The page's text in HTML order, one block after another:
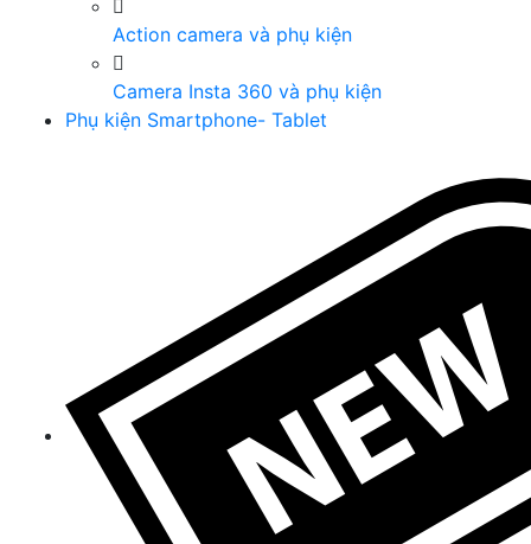
Action camera và phụ kiện
Camera Insta 360 và phụ kiện
Phụ kiện Smartphone- Tablet